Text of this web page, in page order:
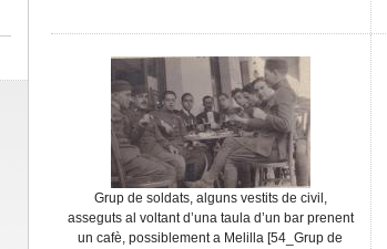
Grup de soldats, alguns vestits de civil,
asseguts al voltant d’una taula d’un bar prenent
un cafè, possiblement a Melilla [54_Grup de